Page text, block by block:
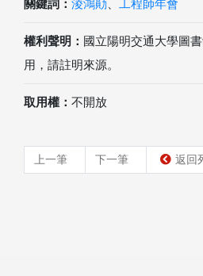
關鍵詞： 淩鴻勛 工程師年會
權利聲明： 國立陽明交通大學圖
用，請註明來源。
取用權： 不開放
上一筆 下一筆 返回